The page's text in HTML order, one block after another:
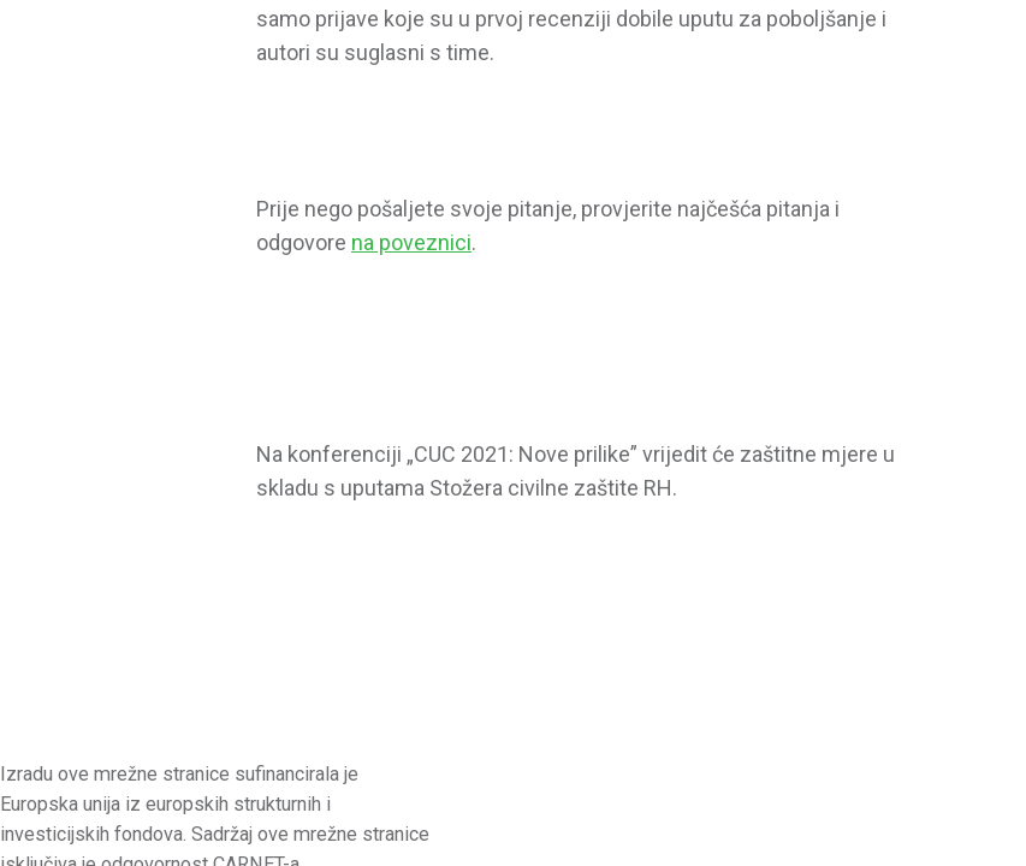
samo prijave koje su u prvoj recenziji dobile uputu za poboljšanje i
autori su suglasni s time.
Prije nego pošaljete svoje pitanje, provjerite najčešća pitanja i
odgovore na poveznici.
Na konferenciji „CUC 2021: Nove prilike” vrijedit će zaštitne mjere u
skladu s uputama Stožera civilne zaštite RH.
Izradu ove mrežne stranice sufinancirala je
Europska unija iz europskih strukturnih i
investicijskih fondova. Sadržaj ove mrežne stranice